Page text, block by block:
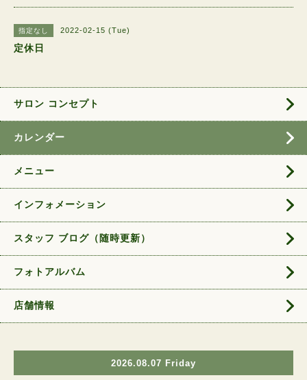
指定なし 2022-02-15 (Tue)
定休日
サロン コンセプト
カレンダー
メニュー
インフォメーション
スタッフ ブログ（随時更新）
フォトアルバム
店舗情報
2026.08.07 Friday